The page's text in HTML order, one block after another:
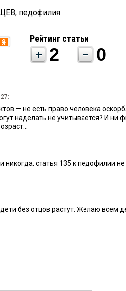
, педофилия
Рейтинг статьи
2 0
— не есть право человека
наделать не учитывается? И ни
никогда, статья 135 к педофилии
без отцов растут. Желаю всем
таких сам отлавливал, сразу на 5
года.